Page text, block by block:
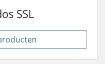
SSL